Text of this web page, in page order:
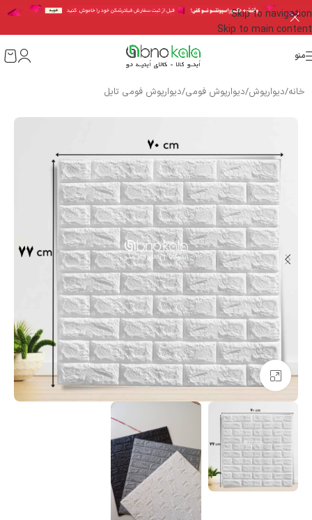
Skip to navigation
Skip to main content
منو
خانه/دیوارپوش/دیوارپوش فومی/دیوارپوش فومی تایل
بزرگنمایی تصویر